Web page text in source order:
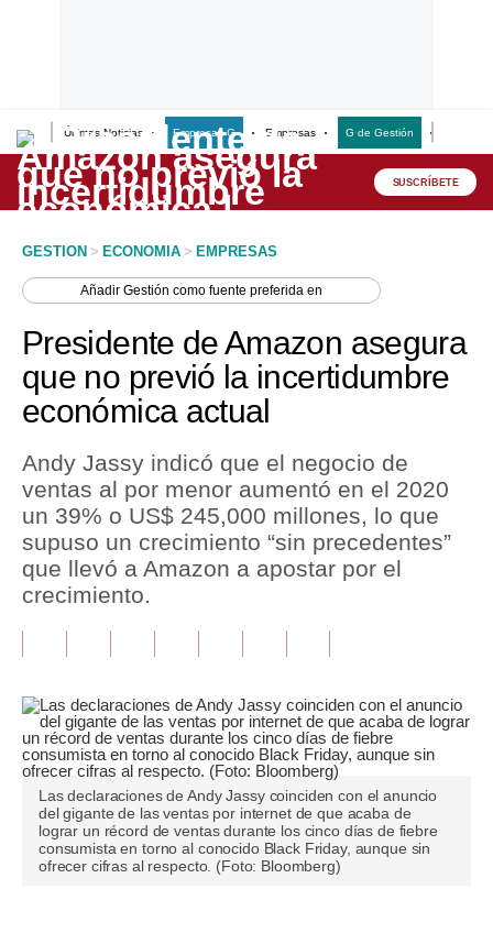
Últimas Noticias Empresas G Empresas G de Gestión
Lo último
Peru Quiosco
Economía
Mercados
Política
Finanzas Personales
Opinión
Editorial
Pregunta de hoy
Blogs
SUSCRÍBETE
GESTION > ECONOMIA > EMPRESAS
AñadirGestión como fuente preferida en
Presidente de Amazon asegura
que no previó la incertidumbre
económica actual
Andy Jassy indicó que el negocio de
ventas al por menor aumentó en el 2020
un 39% o US$ 245,000 millones, lo que
supuso un crecimiento “sin precedentes”
que llevó a Amazon a apostar por el
crecimiento.
Las declaraciones de Andy Jassy coinciden con el anuncio
del gigante de las ventas por internet de que acaba de
lograr un récord de ventas durante los cinco días de fiebre
consumista en torno al conocido Black Friday, aunque sin
ofrecer cifras al respecto. (Foto: Bloomberg)